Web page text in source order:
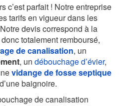
c’est parfait ! Notre entreprise
tarifs en vigueur dans les
devis correspond à la
totalement remboursé,
de canalisation, un
, un débouchage d’évier,
vidange de fosse septique
baignoire.
de canalisation